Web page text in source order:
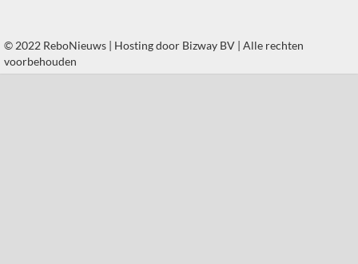
© 2022 ReboNieuws | Hosting door Bizway BV | Alle rechten
voorbehouden